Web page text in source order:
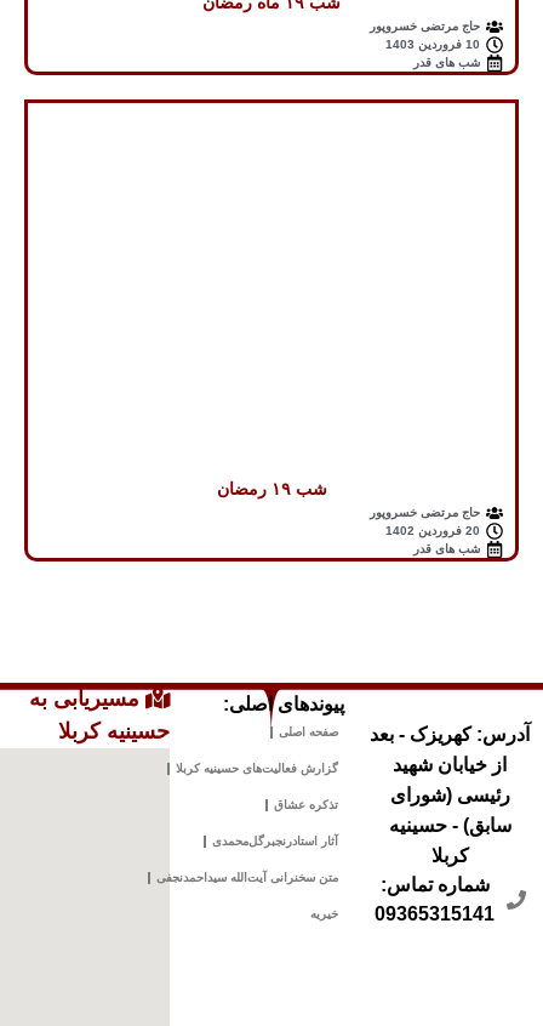
حاج مرتضی خسروپور
10 فروردین 1403
شب های قدر
شب ۱۹ رمضان
حاج مرتضی خسروپور
20 فروردین 1402
شب های قدر
آدرس: کهریزک - بعد
از خیابان شهید
رئیسی (شورای
سابق) - حسینیه
کربلا
شماره تماس:
09365315141
پیوندهای اصلی:
صفحه اصلی
گزارش فعالیت‌های حسینیه کربلا
تذکره عشاق
آثار استادرنجبرگل‌محمدی
متن سخنرانی آیت‌الله سیداحمدنجفی
خیریه
مسیریابی به
حسینیه کربلا